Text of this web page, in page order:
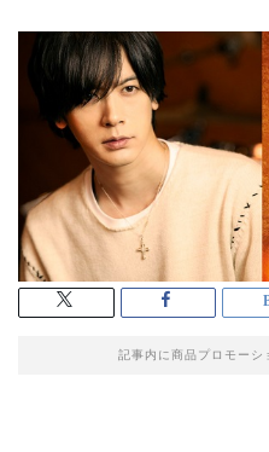
記事内に商品プロモーシ